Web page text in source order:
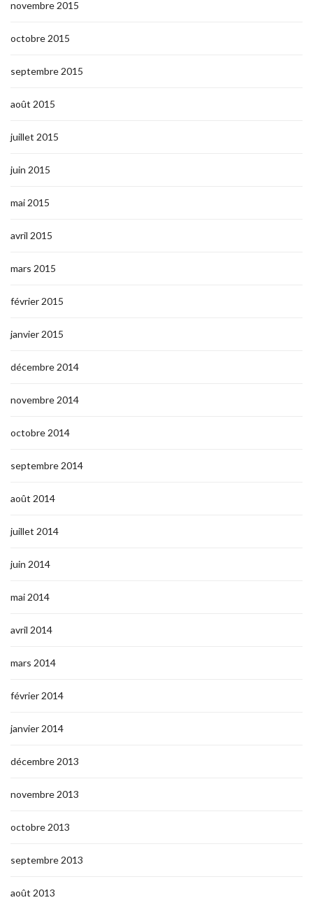
novembre 2015
octobre 2015
septembre 2015
août 2015
juillet 2015
juin 2015
mai 2015
avril 2015
mars 2015
février 2015
janvier 2015
décembre 2014
novembre 2014
octobre 2014
septembre 2014
août 2014
juillet 2014
juin 2014
mai 2014
avril 2014
mars 2014
février 2014
janvier 2014
décembre 2013
novembre 2013
octobre 2013
septembre 2013
août 2013